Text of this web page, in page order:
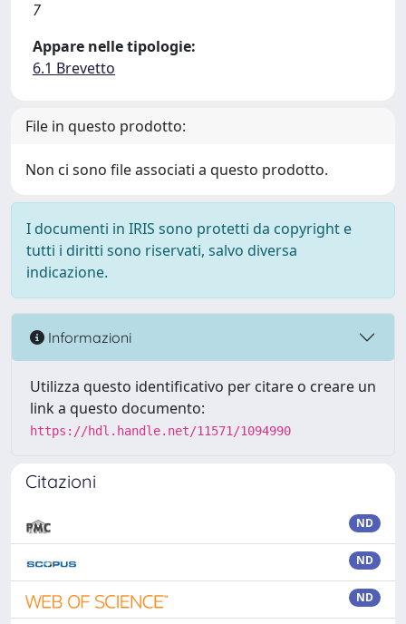
7
Appare nelle tipologie:
6.1 Brevetto
File in questo prodotto:
Non ci sono file associati a questo prodotto.
I documenti in IRIS sono protetti da copyright e
tutti i diritti sono riservati, salvo diversa
indicazione.
Informazioni
Utilizza questo identificativo per citare o creare un
link a questo documento:
https://hdl.handle.net/11571/1094990
Citazioni
ND
ND
ND